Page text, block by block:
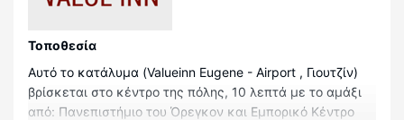
Τοποθεσία
Αυτό το κατάλυμα (Valueinn Eugene - Airport , Γιουτζίν)
βρίσκεται στο κέντρο της πόλης, 10 λεπτά με το αμάξι
από: Πανεπιστήμιο του Όρεγκον και Εμπορικό Κέντρο